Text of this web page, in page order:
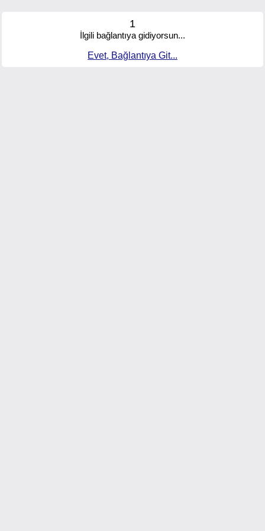
1
İlgili bağlantıya gidiyorsun...
Evet, Bağlantıya Git...